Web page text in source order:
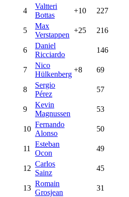
4
Valtteri
Bottas
+10 227
5
Max
Verstappen
+25 216
6
Daniel
Ricciardo
146
7
Nico
Hülkenberg
+8 69
8
Sergio
Pérez
57
9
Kevin
Magnussen
53
10
Fernando
Alonso
50
11
Esteban
Ocon
49
12
Carlos
Sainz
45
13
Romain
Grosjean
31